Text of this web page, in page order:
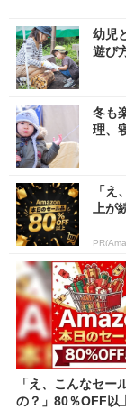
幼児
遊び
冬も
理、
「
上が
「え、こんなセー
の？」80％OFF以